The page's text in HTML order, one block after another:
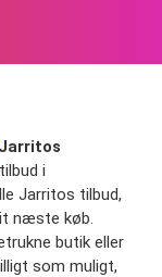
Jarritos
i
Jarritos tilbud,
næste køb.
butik eller
som muligt,